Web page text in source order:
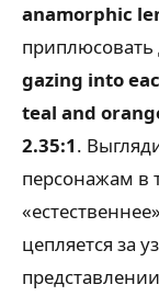
anamorphic
приплюсовать
gazing into
teal and
2.35:1.
персонажам в
цепляется за